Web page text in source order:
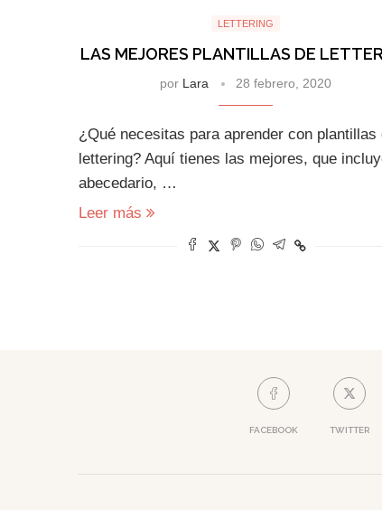
LETTERING
LAS MEJORES PLANTILLAS DE
por Lara 28 febrero, 2020
¿Qué necesitas para aprender con plantillas
lettering? Aquí tienes las mejores, que
abecedario, …
Leer más
FACEBOOK TWITTER